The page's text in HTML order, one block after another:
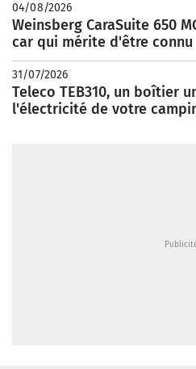
04/08/2026
Weinsberg CaraSuite 650
car qui mérite d'être connu
31/07/2026
Teleco TEB310, un boîtier
l'électricité de votre